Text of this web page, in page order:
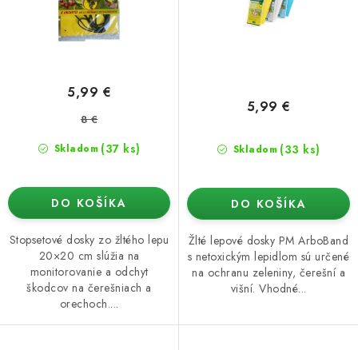
Skladom (37 ks)
5,99 €
8 €
DO KOŠÍKA
Stopsetové dosky zo žltého lepu
20×20 cm slúžia na
monitorovanie a odchyt
škodcov na čerešniach a
orechoch....
Skladom (33 ks)
5,99 €
DO KOŠÍKA
Žlté lepové dosky PM ArboBand
s netoxickým lepidlom sú určené
na ochranu zeleniny, čerešní a
višní. Vhodné...